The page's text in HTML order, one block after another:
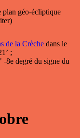
plan géo-écliptique
de la Crèchedans le
;
-8e degré du signe du